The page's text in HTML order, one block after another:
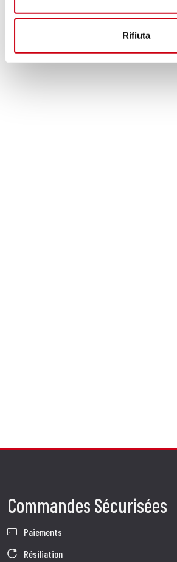
Rifiuta
860,00 CHF
Commandes Sécurisées
Paiements
Résiliation